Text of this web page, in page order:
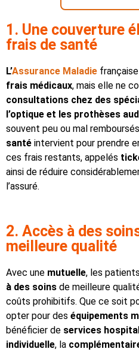
1. Une couverture
frais de santé
L’Assurance Maladie
frais médicaux, mais elle ne
consultations chez des
l’optique et les prothèses
souvent peu ou mal
santé intervient pour prendre
ces frais restants, appelés
ainsi de réduire
l’assuré.
2. Accès à des
meilleure qualité
Avec une mutuelle, les
à des soins de meilleure
coûts prohibitifs. Que ce soit
opter pour des équipements
bénéficier de services
individuelle, la